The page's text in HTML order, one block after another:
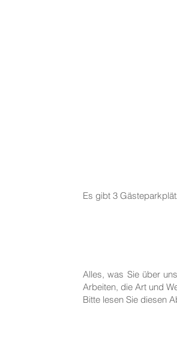
Es gibt 3
Alles, was Sie über
Arbeiten, die Art und
Bitte lesen Sie diesen